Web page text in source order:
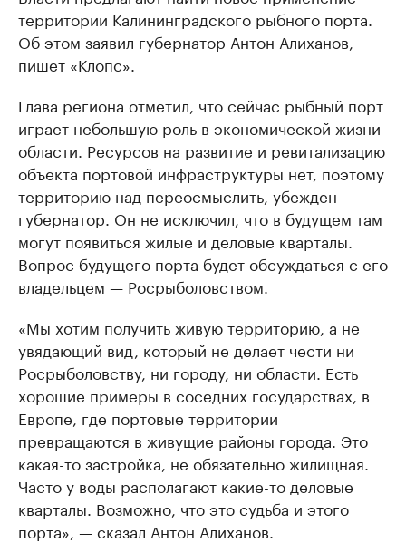
территории Калининградского рыбного порта.
Об этом заявил губернатор Антон Алиханов,
пишет «Клопс»
Глава региона отметил, что сейчас рыбный порт
играет небольшую роль в экономической жизни
области. Ресурсов на развитие и ревитализацию
объекта портовой инфраструктуры нет, поэтому
территорию над переосмыслить, убежден
губернатор. Он не исключил, что в будущем там
могут появиться жилые и деловые кварталы.
Вопрос будущего порта будет обсуждаться с его
владельцем — Росрыболовством.
«Мы хотим получить живую территорию, а не
увядающий вид, который не делает чести ни
Росрыболовству, ни городу, ни области. Есть
хорошие примеры в соседних государствах, в
Европе, где портовые территории
превращаются в живущие районы города. Это
какая-то застройка, не обязательно жилищная.
Часто у воды располагают какие-то деловые
кварталы. Возможно, что это судьба и этого
порта», — сказал Антон Алиханов.